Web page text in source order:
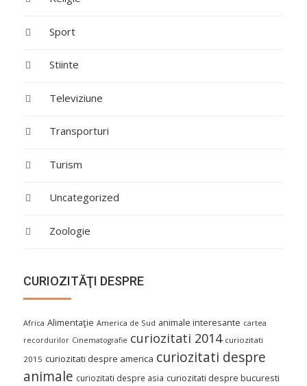
Sport
Stiinte
Televiziune
Transporturi
Turism
Uncategorized
Zoologie
CURIOZITĂŢI DESPRE
Africa Alimentaţie America de Sud animale interesante cartea
recordurilor Cinematografie curiozitati 2014 curiozitati
2015 curiozitati despre america curiozitati despre
animale curiozitati despre asia curiozitati despre bucuresti